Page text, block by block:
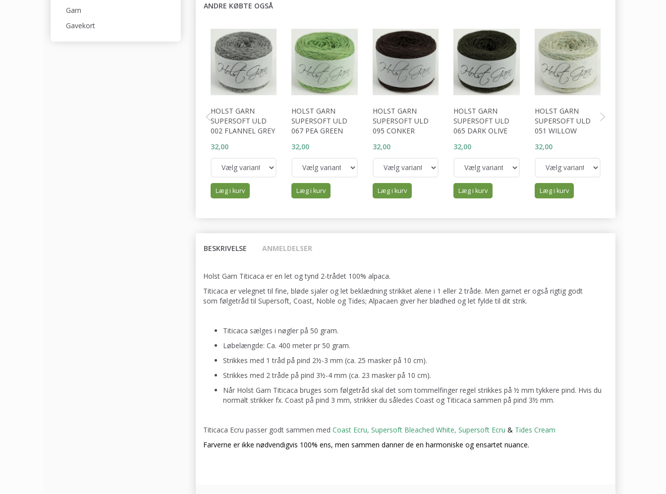
Garn
Gavekort
ANDRE KØBTE OGSÅ
HOLST GARN
SUPERSOFT ULD
002 FLANNEL GREY
32,00
Læg i kurv
HOLST GARN
SUPERSOFT ULD
067 PEA GREEN
32,00
Læg i kurv
HOLST GARN
SUPERSOFT ULD
095 CONKER
32,00
Læg i kurv
HOLST GARN
SUPERSOFT ULD
065 DARK OLIVE
32,00
Læg i kurv
HOLST GARN
SUPERSOFT ULD
051 WILLOW
32,00
Læg i kurv
BESKRIVELSE ANMELDELSER
Holst Garn Titicaca er en let og tynd 2-trådet 100% alpaca.
Titicaca er velegnet til fine, bløde sjaler og let beklædning strikket alene i 1 eller 2 tråde. Men garnet er også rigtig godt
som følgetråd til Supersoft, Coast, Noble og Tides; Alpacaen giver her blødhed og let fylde til dit strik.
Titicaca sælges i nøgler på 50 gram.
Løbelængde: Ca. 400 meter pr 50 gram.
Strikkes med 1 tråd på pind 2½-3 mm (ca. 25 masker på 10 cm).
Strikkes med 2 tråde på pind 3½-4 mm (ca. 23 masker på 10 cm).
Når Holst Garn Titicaca bruges som følgetråd skal det som tommelfinger regel strikkes på ½ mm tykkere pind. Hvis du
normalt strikker fx. Coast på pind 3 mm, strikker du således Coast og Titicaca sammen på pind 3½ mm.
Titicaca Ecru passer godt sammen med Coast Ecru, Supersoft Bleached White, Supersoft Ecru & Tides Cream
Farverne er ikke nødvendigvis 100% ens, men sammen danner de en harmoniske og ensartet nuance.